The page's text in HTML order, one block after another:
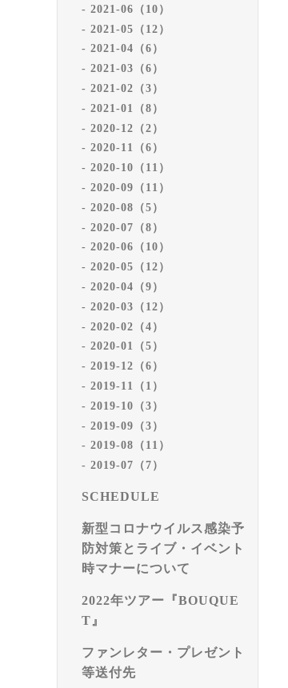
2021-06（10）
2021-05（12）
2021-04（6）
2021-03（6）
2021-02（3）
2021-01（8）
2020-12（2）
2020-11（6）
2020-10（11）
2020-09（11）
2020-08（5）
2020-07（8）
2020-06（10）
2020-05（12）
2020-04（9）
2020-03（12）
2020-02（4）
2020-01（5）
2019-12（6）
2019-11（1）
2019-10（3）
2019-09（3）
2019-08（11）
2019-07（7）
SCHEDULE
新型コロナウイルス感染予
防対策とライブ・イベント
時マナーについて
2022年ツアー『BOUQUE
T』
ファンレター・プレゼント
等送付先